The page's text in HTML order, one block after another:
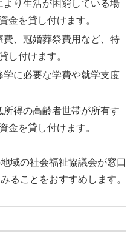
より生活が困窮している場
金を貸し付けます。
費、冠婚葬祭費用など、特
し付けます。
学に必要な学費や就学支度
所得の高齢者世帯が所有す
金を貸し付けます。
域の社会福祉協議会が窓口
ることをおすすめします。